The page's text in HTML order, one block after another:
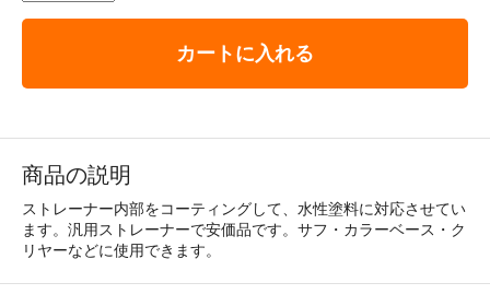
カートに入れる
商品の説明
ストレーナー内部をコーティングして、水性塗料に対応させてい
ます。汎用ストレーナーで安価品です。サフ・カラーベース・ク
リヤーなどに使用できます。